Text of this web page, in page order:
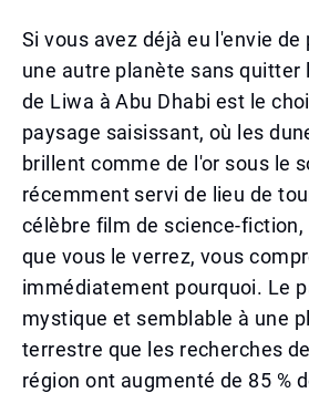
Si vous avez déjà eu l'envie
une autre planète sans quitter
de Liwa à Abu Dhabi est le
paysage saisissant, où les
brillent comme de l'or sous le
récemment servi de lieu de
célèbre film de science-fiction,
que vous le verrez, vous
immédiatement pourquoi. Le
mystique et semblable à une
terrestre que les recherches
région ont augmenté de 85 %